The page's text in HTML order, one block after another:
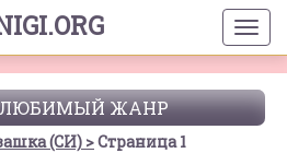
ЛЮБИМЫЙ ЖАНР
(СИ) Страница 1